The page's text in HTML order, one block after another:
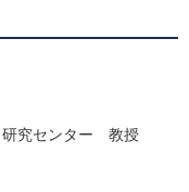
研究センター 教授